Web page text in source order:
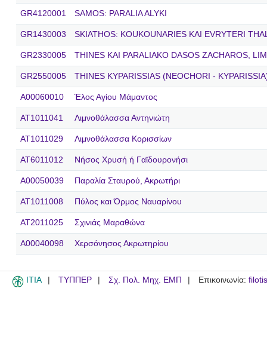
GR4120001 SAMOS: PARALIA ALYKI
GR1430003 SKIATHOS: KOUKOUNARIES KAI EVRYTERI
GR2330005 THINES KAI PARALIAKO DASOS ZACHAROS,
GR2550005 THINES KYPARISSIAS (NEOCHORI -
A00060010 Έλος Αγίου Μάμαντος
AT1011041 Λιμνοθάλασσα Αντηνιώτη
AT1011029 Λιμνοθάλασσα Κορισσίων
AT6011012 Νήσος Χρυσή ή Γαϊδουρονήσι
A00050039 Παραλία Σταυρού, Ακρωτήρι
AT1011008 Πύλος και Όρμος Ναυαρίνου
AT2011025 Σχινιάς Μαραθώνα
A00040098 Χερσόνησος Ακρωτηρίου
ITIA ΤΥΠΠΕΡ Σχ. Πολ. Μηχ. ΕΜΠ Επικοινωνία: